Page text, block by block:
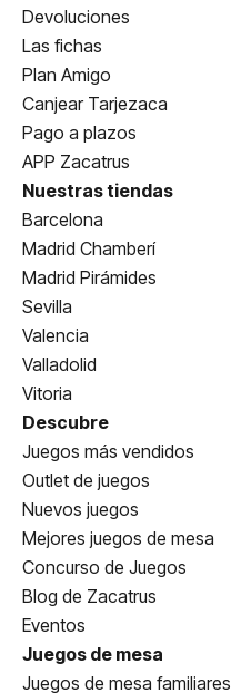
Devoluciones
Las fichas
Plan Amigo
Canjear Tarjezaca
Pago a plazos
APP Zacatrus
Nuestras tiendas
Barcelona
Madrid Chamberí
Madrid Pirámides
Sevilla
Valencia
Valladolid
Vitoria
Descubre
Juegos más vendidos
Outlet de juegos
Nuevos juegos
Mejores juegos de mesa
Concurso de Juegos
Blog de Zacatrus
Eventos
Juegos de mesa
Juegos de mesa familiares